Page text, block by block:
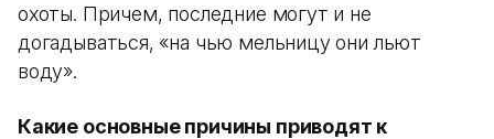
охоты. Причем, последние могут и не
догадываться, «на чью мельницу они льют
воду».
Какие основные причины приводят к